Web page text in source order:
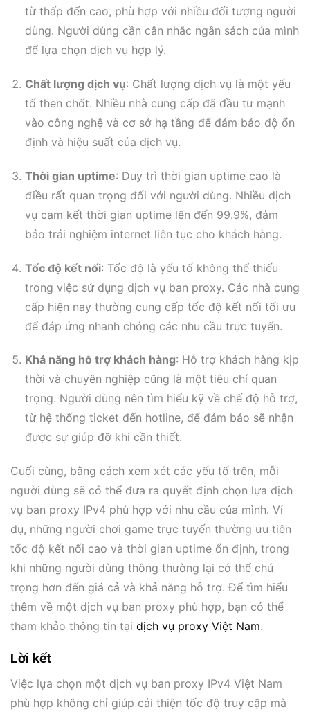
từ thấp đến cao, phù hợp với nhiều đối tượng người
dùng. Người dùng cần cân nhắc ngân sách của mình
để lựa chọn dịch vụ hợp lý.
Chất lượng dịch vụ: Chất lượng dịch vụ là một yếu
tố then chốt. Nhiều nhà cung cấp đã đầu tư mạnh
vào công nghệ và cơ sở hạ tầng để đảm bảo độ ổn
định và hiệu suất của dịch vụ.
Thời gian uptime: Duy trì thời gian uptime cao là
điều rất quan trọng đối với người dùng. Nhiều dịch
vụ cam kết thời gian uptime lên đến 99.9%, đảm
bảo trải nghiệm internet liên tục cho khách hàng.
Tốc độ kết nối: Tốc độ là yếu tố không thể thiếu
trong việc sử dụng dịch vụ ban proxy. Các nhà cung
cấp hiện nay thường cung cấp tốc độ kết nối tối ưu
để đáp ứng nhanh chóng các nhu cầu trực tuyến.
Khả năng hỗ trợ khách hàng: Hỗ trợ khách hàng kịp
thời và chuyên nghiệp cũng là một tiêu chí quan
trọng. Người dùng nên tìm hiểu kỹ về chế độ hỗ trợ,
từ hệ thống ticket đến hotline, để đảm bảo sẽ nhận
được sự giúp đỡ khi cần thiết.
Cuối cùng, bằng cách xem xét các yếu tố trên, mỗi
người dùng sẽ có thể đưa ra quyết định chọn lựa dịch
vụ ban proxy IPv4 phù hợp với nhu cầu của mình. Ví
dụ, những người chơi game trực tuyến thường ưu tiên
tốc độ kết nối cao và thời gian uptime ổn định, trong
khi những người dùng thông thường lại có thể chú
trọng hơn đến giá cả và khả năng hỗ trợ. Để tìm hiểu
thêm về một dịch vụ ban proxy phù hợp, bạn có thể
tham khảo thông tin tại dịch vụ proxy Việt Nam.
Lời kết
Việc lựa chọn một dịch vụ ban proxy IPv4 Việt Nam
phù hợp không chỉ giúp cải thiện tốc độ truy cập mà